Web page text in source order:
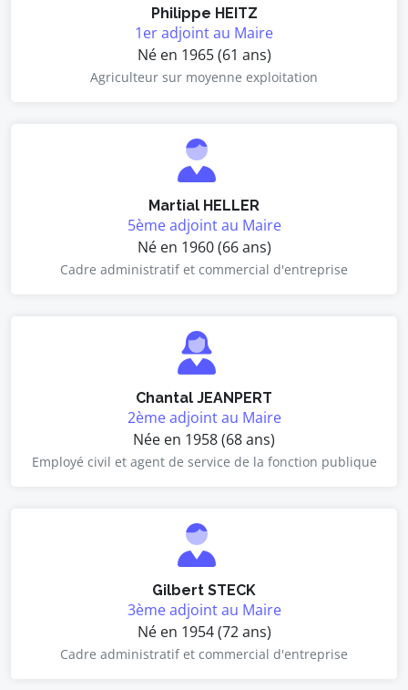
Philippe HEITZ
1er adjoint au Maire
Né en 1965 (61 ans)
Agriculteur sur moyenne exploitation
Martial HELLER
5ème adjoint au Maire
Né en 1960 (66 ans)
Cadre administratif et commercial d'entreprise
Chantal JEANPERT
2ème adjoint au Maire
Née en 1958 (68 ans)
Employé civil et agent de service de la fonction publique
Gilbert STECK
3ème adjoint au Maire
Né en 1954 (72 ans)
Cadre administratif et commercial d'entreprise